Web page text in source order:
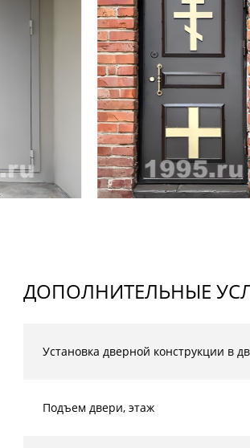
ДОПОЛНИТЕЛЬНЫЕ
Установка дверной конструкции в
Подъем двери, этаж